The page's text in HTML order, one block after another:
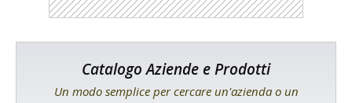
Catalogo Aziende e Prodotti
Un modo semplice per cercare un'azienda o un